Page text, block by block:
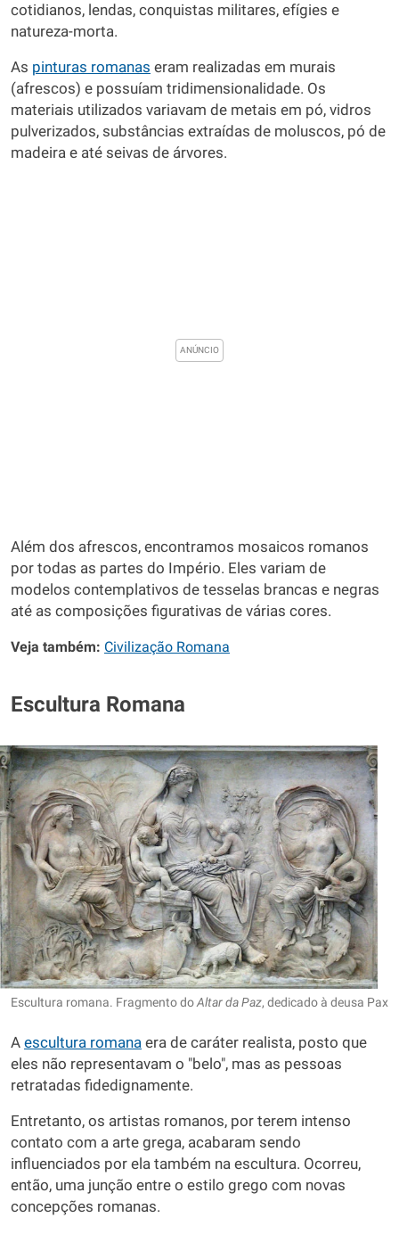
cotidianos, lendas, conquistas militares, efígies e
natureza-morta.
As pinturas romanas eram realizadas em murais
(afrescos) e possuíam tridimensionalidade. Os
materiais utilizados variavam de metais em pó, vidros
pulverizados, substâncias extraídas de moluscos, pó de
madeira e até seivas de árvores.
Além dos afrescos, encontramos mosaicos romanos
por todas as partes do Império. Eles variam de
modelos contemplativos de tesselas brancas e negras
até as composições figurativas de várias cores.
Veja também: Civilização Romana
Escultura Romana
Escultura romana. Fragmento doAltar da Paz, dedicado à deusa Pax
A escultura romana era de caráter realista, posto que
eles não representavam o "belo", mas as pessoas
retratadas fidedignamente.
Entretanto, os artistas romanos, por terem intenso
contato com a arte grega, acabaram sendo
influenciados por ela também na escultura. Ocorreu,
então, uma junção entre o estilo grego com novas
concepções romanas.